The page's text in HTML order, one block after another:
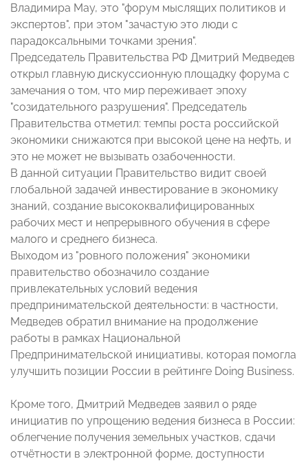
Владимира Мау, это "форум мыслящих политиков и
экспертов", при этом "зачастую это люди с
парадоксальными точками зрения".
Председатель Правительства РФ Дмитрий Медведев
открыл главную дискуссионную площадку форума с
замечания о том, что мир переживает эпоху
"созидательного разрушения". Председатель
Правительства отметил: темпы роста российской
экономики снижаются при высокой цене на нефть, и
это не может не вызывать озабоченности.
В данной ситуации Правительство видит своей
глобальной задачей инвестирование в экономику
знаний, создание высококвалифицированных
рабочих мест и непрерывного обучения в сфере
малого и среднего бизнеса.
Выходом из "ровного положения" экономики
правительство обозначило создание
привлекательных условий ведения
предпринимательской деятельности: в частности,
Медведев обратил внимание на продолжение
работы в рамках Национальной
Предпринимательской инициативы, которая помогла
улучшить позиции России в рейтинге Doing Business.
Кроме того, Дмитрий Медведев заявил о ряде
инициатив по упрощению ведения бизнеса в России:
облегчение получения земельных участков, сдачи
отчётности в электронной форме, доступности